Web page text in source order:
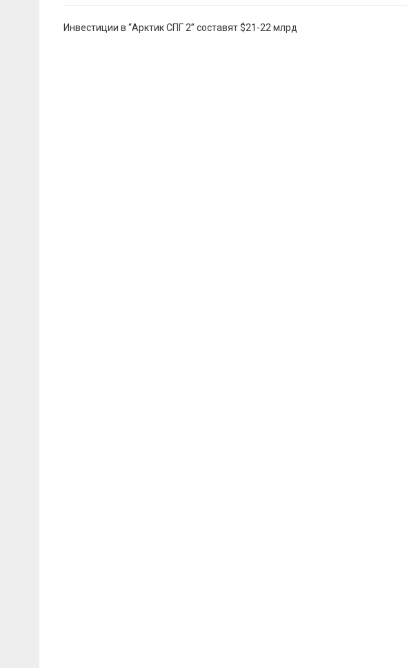
Навигация
Инвестиции в “Арктик СПГ 2” составят $21-22 млрд